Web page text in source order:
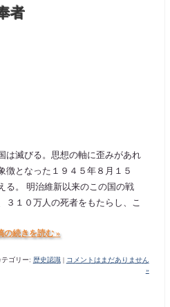
者
は滅びる。思想の軸に歪みがあれ
徴となった１９４５年８月１５
る。 明治維新以来のこの国の戦
３１０万人の死者をもたらし、こ
の続きを読む »
ゴリー: 歴史認識|
コメントはまだありません
»